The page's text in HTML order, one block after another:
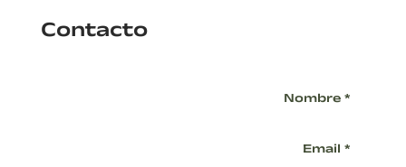
Contacto